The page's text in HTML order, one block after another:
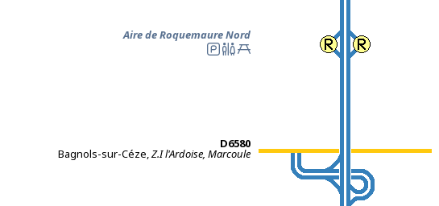
Aire de Roquemaure Nord
D6580
Bagnols-sur-Céze,Z.I l'Ardoise, Marcoule